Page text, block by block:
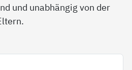
und unabhängig von der